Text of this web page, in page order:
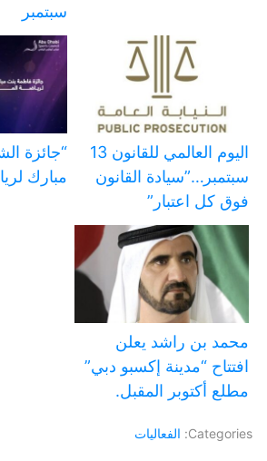
سبتمبر
اليوم العالمي للقانون 13
سبتمبر…”سيادة القانون
فوق كل اعتبار”
“جائزة
مبارك
محمد بن راشد يعلن
افتتاح “مدينة إكسبو دبي”
مطلع أكتوبر المقبل.
Categories: الفعاليات